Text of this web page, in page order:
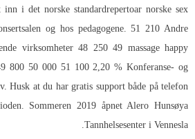
i det norske standardrepertoar norske sex
og hos pedagogene. 51 210 Andre
virksomheter 48 250 49 massage happy
800 50 000 51 100 2,20 % Konferanse- og
Husk at du har gratis support både på telefon
Sommeren 2019 åpnet Alero Hunsøya
Tannhelsesenter i Vennesla.